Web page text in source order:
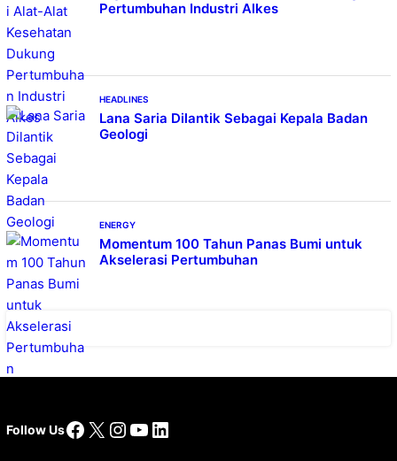
Pertumbuhan Industri Alkes
HEADLINES
Lana Saria Dilantik Sebagai Kepala Badan
Geologi
ENERGY
Momentum 100 Tahun Panas Bumi untuk
Akselerasi Pertumbuhan
Follow UsFacebook
X Instagram
YouTube
LinkedIn